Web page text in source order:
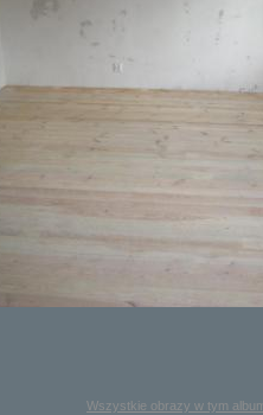
Wszystkie obrazy w tym